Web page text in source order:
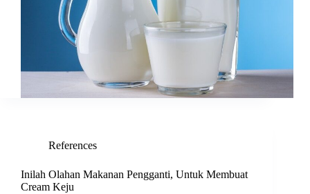
References
Inilah Olahan Makanan Pengganti, Untuk Membuat
Cream Keju